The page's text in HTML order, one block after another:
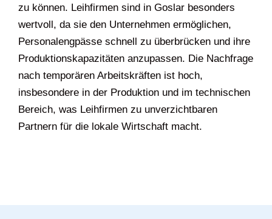
zu können. Leihfirmen sind in Goslar besonders
wertvoll, da sie den Unternehmen ermöglichen,
Personalengpässe schnell zu überbrücken und ihre
Produktionskapazitäten anzupassen. Die Nachfrage
nach temporären Arbeitskräften ist hoch,
insbesondere in der Produktion und im technischen
Bereich, was Leihfirmen zu unverzichtbaren
Partnern für die lokale Wirtschaft macht.